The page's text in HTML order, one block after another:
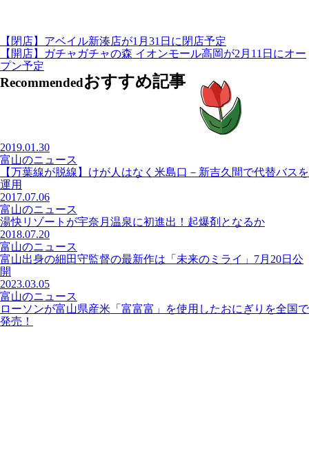
【閉店】アベイル新湊店が1月31日に閉店予定
【開店】ガチャガチャの森 イオンモール高岡が2月11日にオー
プン予定
Recommendedおすすめ記事
2019.01.30
富山のニュース
【万葉線が脱線】けが人はなく米島口－新吉久間で代替バスを
運用
2017.07.06
富山のニュース
湯快リゾートが宇奈月温泉に初進出！起爆剤となるか
2018.07.20
富山のニュース
富山出身の細田守監督の最新作は「未来のミライ」7月20日公
開
2023.03.05
富山のニュース
ローソンが富山県産米「富富富」を使用したおにぎりを全国で
発売！